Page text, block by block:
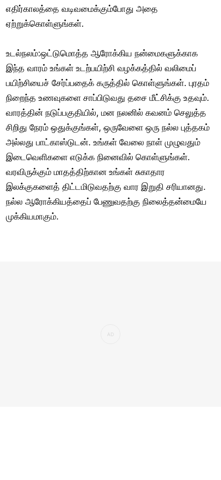
எதிர்காலத்தை வடிவமைக்கும்போது அதை
ஏற்றுக்கொள்ளுங்கள்.
உடல்நலம்:ஒட்டுமொத்த ஆரோக்கிய நன்மைகளுக்காக
இந்த வாரம் உங்கள் உடற்பயிற்சி வழக்கத்தில் வலிமைப்
பயிற்சியைச் சேர்ப்பதைக் கருத்தில் கொள்ளுங்கள். புரதம்
நிறைந்த உணவுகளை சாப்பிடுவது தசை மீட்சிக்கு உதவும்.
வாரத்தின் நடுப்பகுதியில், மன நலனில் கவனம் செலுத்த
சிறிது நேரம் ஒதுக்குங்கள், ஒருவேளை ஒரு நல்ல புத்தகம்
அல்லது பாட்காஸ்டுடன். உங்கள் வேலை நாள் முழுவதும்
இடைவெளிகளை எடுக்க நினைவில் கொள்ளுங்கள்.
வரவிருக்கும் மாதத்திற்கான உங்கள் சுகாதார
இலக்குகளைத் திட்டமிடுவதற்கு வார இறுதி சரியானது.
நல்ல ஆரோக்கியத்தைப் பேணுவதற்கு நிலைத்தன்மையே
முக்கியமாகும்.